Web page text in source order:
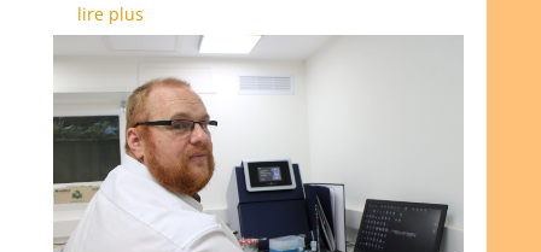
lire plus